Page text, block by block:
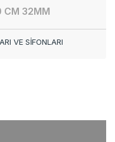
CM 32MM
VE SİFONLARI